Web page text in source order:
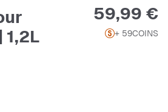
Prezzo
59,99 €
+ 59COINS